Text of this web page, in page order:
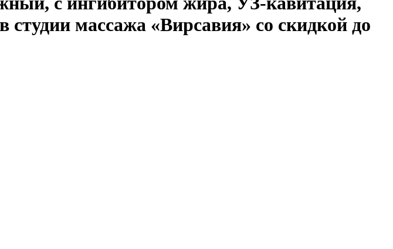
массажа «Вирсавия» со скидкой до